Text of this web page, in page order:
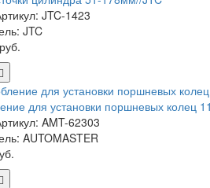
JTC-1423
JTC
для установки поршневых колец
AMT-62303
AUTOMASTER